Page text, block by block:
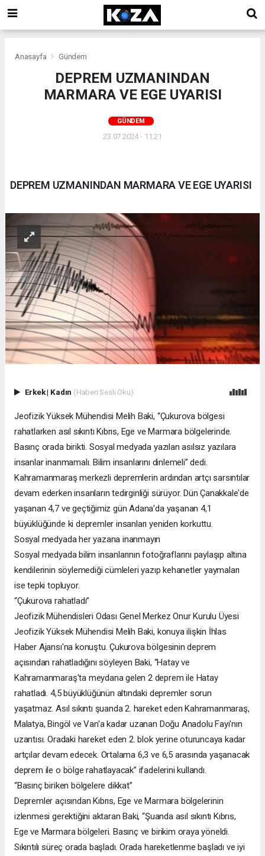
Anasayfa Gündem
DEPREM UZMANINDAN
MARMARA VE EGE UYARISI
GÜNDEM
23.07.2024 - 11:21
DEPREM UZMANINDAN MARMARA VE EGE UYARISI
Erkek| Kadın (Haberi Sesli Oku)
Jeofizik Yüksek Mühendisi Melih Baki, “Çukurova bölgesi
rahatlarken asıl sıkıntı Kıbrıs, Ege ve Marmara bölgelerinde.
Basınç orada birikti. Sosyal medyada yazılan asılsız yazılara
insanlar inanmamalı. Bilim insanlarını dinlemeli” dedi.
Kahramanmaraş merkezli depremlerin ardından artçı sarsıntılar
devam ederken insanların tedirginliği sürüyor. Dün Çanakkale'de
yaşanan 4,7 ve geçtiğimiz gün Adana'da yaşanan 4,1
büyüklüğünde ki depremler insanları yeniden korkuttu.
Sosyal medyada her yazana inanmayın
Sosyal medyada bilim insanlarının fotoğraflarını paylaşıp altına
kendilerinin söylemediği cümleleri yazıp kehanetler yaymaları
ise tepki topluyor.
“Çukurova rahatladı”
Jeofizik Mühendisleri Odası Genel Merkez Onur Kurulu Üyesi
Jeofizik Yüksek Mühendisi Melih Baki, konuya ilişkin İhlas
Haber Ajansı'na konuştu. Çukurova bölgesinin deprem
açısından rahatladığını söyleyen Baki, “Hatay ve
Kahramanmaraş'ta meydana gelen 2 deprem ile Hatay
rahatladı. 4,5 büyüklüğünün altındaki depremler sorun
yaşatmaz. Asıl sıkıntı şuanda 2. hareket eden Kahramanmaraş,
Malatya, Bingöl ve Van'a kadar uzanan Doğu Anadolu Fayı'nın
uzantısı. Oradaki hareket eden 2. blok yerine oturuncaya kadar
artçılar devam edecek. Ortalama 6,3 ve 6,5 arasında yaşanacak
deprem ile o bölge rahatlayacak” ifadelerini kullandı.
“Basınç biriken bölgelere dikkat”
Depremler açısından Kıbrıs, Ege ve Marmara bölgelerinin
izlenmesi gerektiğini aktaran Baki, “Şuanda asıl sıkıntı Kıbrıs,
Ege ve Marmara bölgeleri. Basınç ve birikim oraya yöneldi.
Sıkıntılı süreç orada başladı. Orada hareketlenme başladı ve iyi